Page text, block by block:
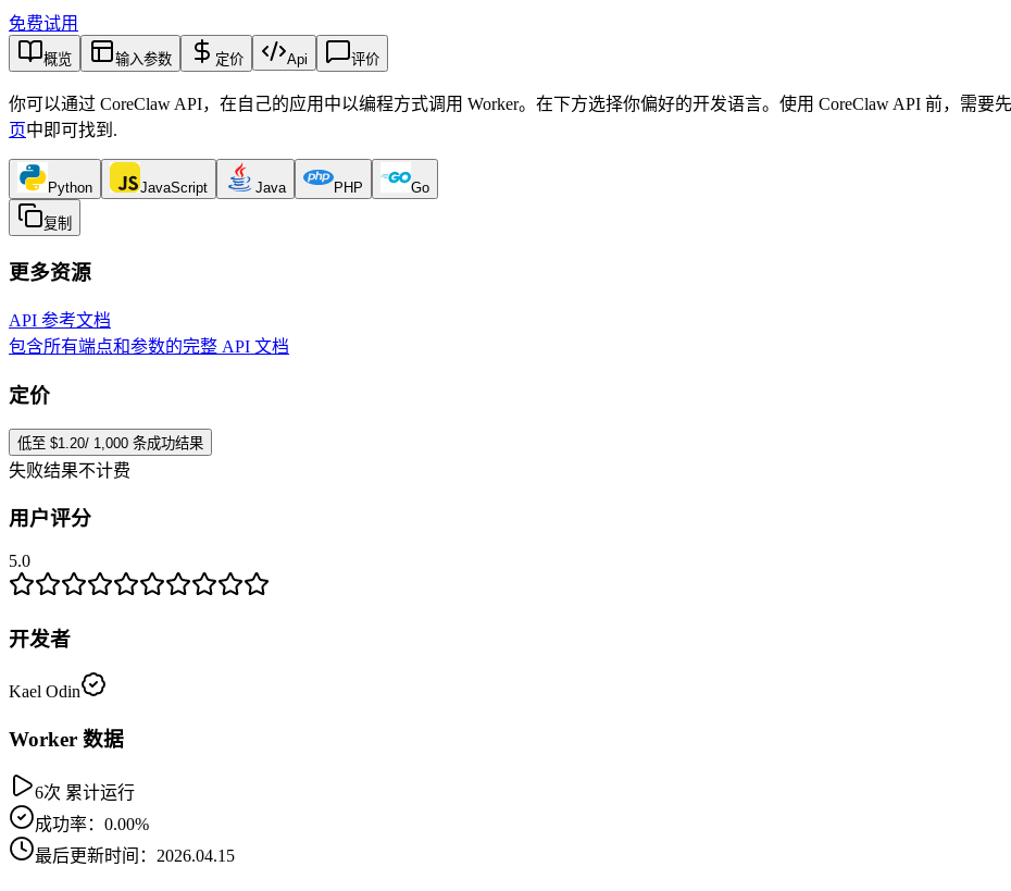
免费试用
概览 输入参数 定价 Api 评价
你可以通过 CoreClaw API，在自己的应用中以编程方式调用 Worker。在下方选择你偏好的开发语言。使用 CoreClaw API 前，需
页中即可找到 .
Python JavaScript Java PHP Go
复制
更多资源
API 参考文档
包含所有端点和参数的完整 API 文档
定价
低至 $1.20/ 1,000 条成功结果
失败结果不计费
用户评分
5.0
开发者
Kael Odin
Worker 数据
6次 累计运行
成功率：0.00%
最后更新时间：2026.04.15